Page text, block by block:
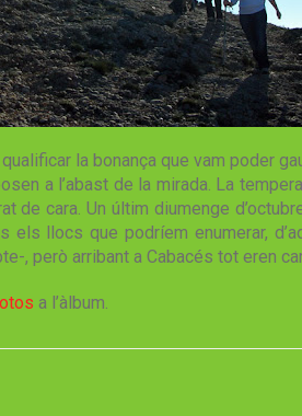
qualificar la bonança que vam poder
a l’abast de la mirada. La
de cara. Un últim diumenge
els llocs que podríem enumerar,
, però arribant a Cabacés tot eren
a l’àlbum.